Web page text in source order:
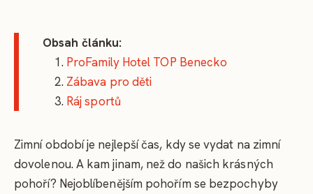
Obsah článku:
ProFamily Hotel TOP Benecko
Zábava pro děti
Ráj sportů
Zimní období je nejlepší čas, kdy se vydat na zimní
dovolenou. A kam jinam, než do našich krásných
pohoří? Nejoblíbenějším pohořím se bezpochyby